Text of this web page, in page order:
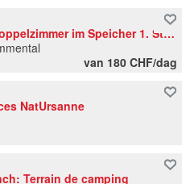
Wielandleben: Doppelzimmer im Speicher 1. Stock
van 180 CHF/dag
NatUrsanne
Terrain de camping